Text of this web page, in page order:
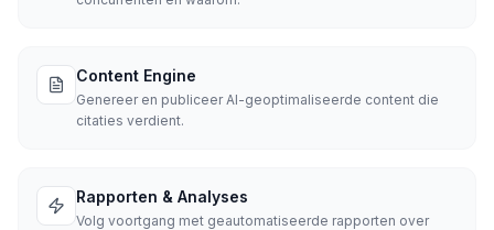
Content Engine
Genereer en publiceer AI-geoptimaliseerde content die
citaties verdient.
Rapporten & Analyses
Volg voortgang met geautomatiseerde rapporten over